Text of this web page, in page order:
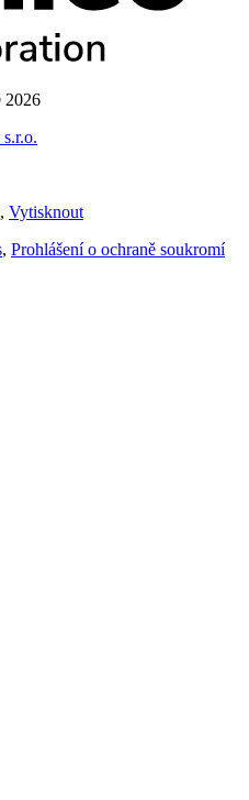
2026
, Vytisknout
, Prohlášení o ochraně soukromí